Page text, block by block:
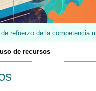
refuerzo de la competencia
de recursos